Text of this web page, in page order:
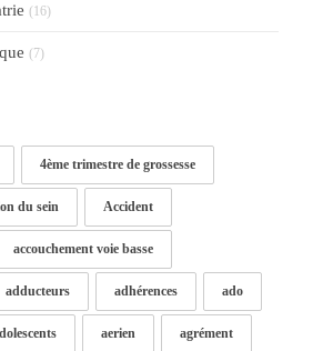
(16)
(7)
4ème trimestre de grossesse
du sein Accident
accouchement voie basse
adducteurs adhérences ado
aerien agrément